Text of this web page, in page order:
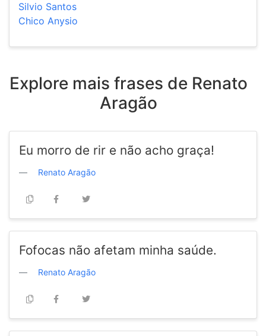
Silvio Santos
Chico Anysio
Explore mais frases de Renato
Aragão
Eu morro de rir e não acho graça!
Renato Aragão
Fofocas não afetam minha saúde.
Renato Aragão